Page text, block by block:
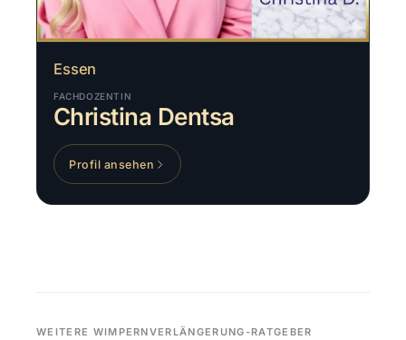
Essen
FACHDOZENTIN
Christina Dentsa
Profil ansehen
WEITERE WIMPERNVERLÄNGERUNG-RATGEBER